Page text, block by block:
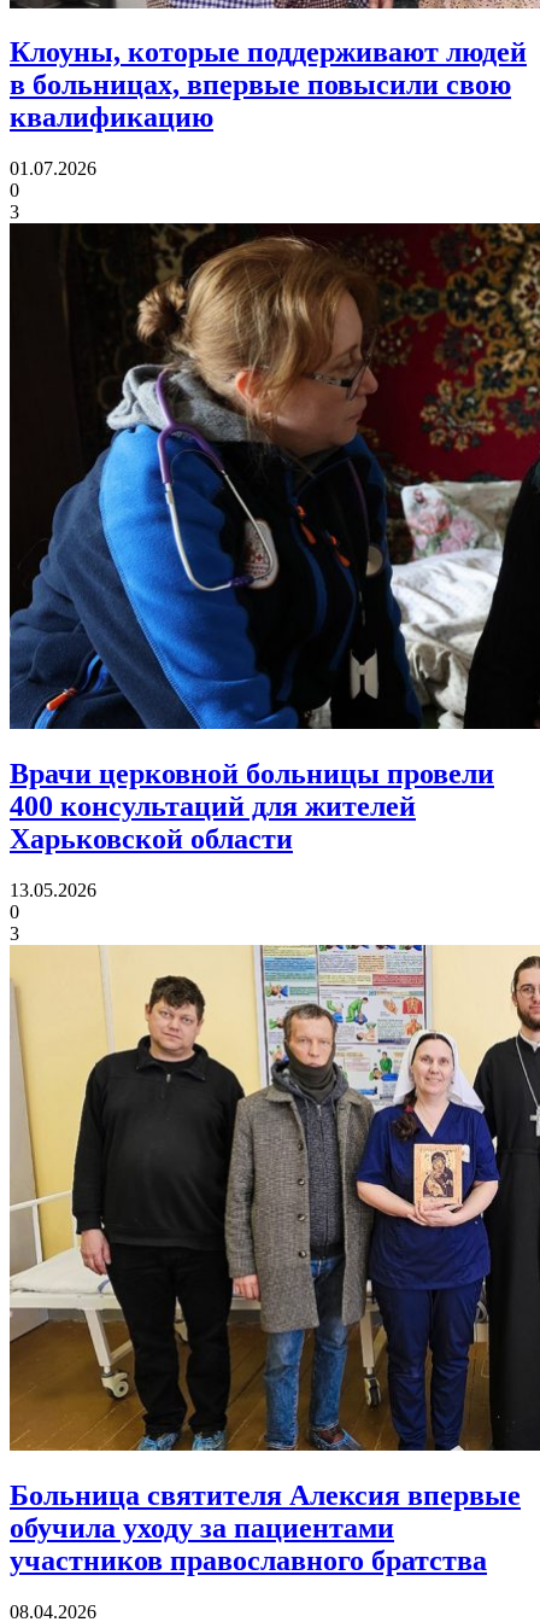
Клоуны, которые поддерживают людей
в больницах, впервые повысили свою
квалификацию
01.07.2026
0
3
Врачи церковной больницы провели
400 консультаций для жителей
Харьковской области
13.05.2026
0
3
Больница святителя Алексия впервые
обучила уходу за пациентами
участников православного братства
08.04.2026